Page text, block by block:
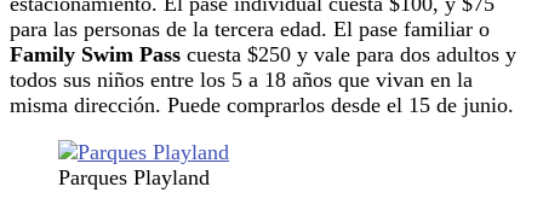
para las personas de la tercera edad. El pase familiar o
Family Swim Pass cuesta $250 y vale para dos adultos y
todos sus niños entre los 5 a 18 años que vivan en la
misma dirección. Puede comprarlos desde el 15 de junio.
Parques Playland